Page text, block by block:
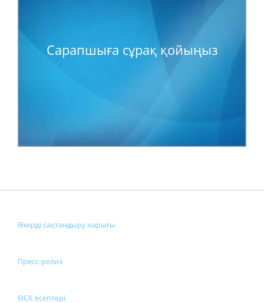
Сарапшыға сұрақ қойыңыз
Өмірді сақтандыру нарығы
Пресс-релиз
ӨСК есептері